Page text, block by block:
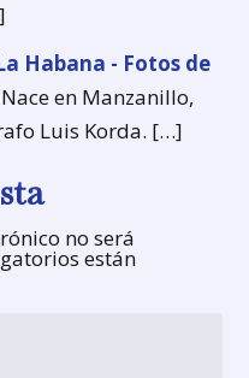
Habana - Fotos de
en Manzanillo,
Luis Korda. […]
no será
están